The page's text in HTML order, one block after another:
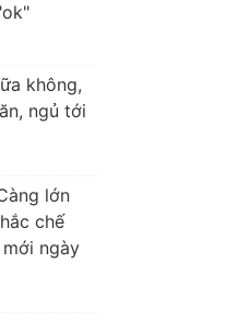
không,
ngủ tới
lớn
chế
ngày